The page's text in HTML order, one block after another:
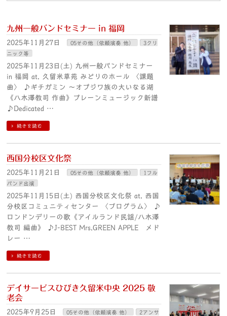
九州一般バンドセミナー in 福岡
2025年11月27日 05その他（依頼演奏 他）
3クリ
ニック等
2025年11月23日(土) 九州一般バンドセミナー
in 福岡 at. 久留米草苑 みどりのホール 〈課題
曲〉 ♪ギチガミン 〜オブジワ族の大いなる湖
《八木澤教司 作曲》ブレーンミュージック新譜
♪Dedicated …
続きを読む
西国分校区文化祭
2025年11月21日 05その他（依頼演奏 他）
1フル
バンド出演
2025年11月15日(土) 西国分校区文化祭 at. 西国
分校区コミュニティセンター 〈プログラム〉 ♪
ロンドンデリーの歌《アイルランド民謡/八木澤
教司 編曲》 ♪J-BEST Mrs.GREEN APPLE メド
レー …
続きを読む
デイサービスひびき久留米中央 2025 敬
老会
2025年9月25日 05その他（依頼演奏 他）
2アンサ